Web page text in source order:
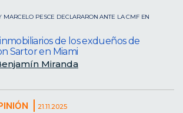
MARCELO PESCE DECLARARON ANTE LA CMF EN
de los exdueños de
Sartor en Miami
Miranda
21.11.2025